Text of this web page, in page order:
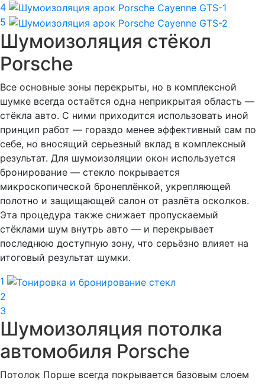
4
5
Шумоизоляция стёкол
Porsche
Все основные зоны перекрыты, но в комплексной
шумке всегда остаётся одна неприкрытая область —
стёкла авто. С ними приходится использовать иной
принцип работ — гораздо менее эффективный сам по
себе, но вносящий серьезный вклад в комплексный
результат. Для шумоизоляции окон используется
бронирование — стекло покрывается
микроскопической бронеплёнкой, укрепляющей
полотно и защищающей салон от разлёта осколков.
Эта процедура также снижает пропускаемый
стёклами шум внутрь авто — и перекрывает
последнюю доступную зону, что серьёзно влияет на
итоговый результат шумки.
1
2
3
Шумоизоляция потолка
автомобиля Porsche
Потолок Порше всегда покрывается базовым слоем